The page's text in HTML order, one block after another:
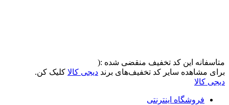
متاسفانه این کد تخفیف منقضی شده :(
برای مشاهده سایر کد تخفیف‌های برند دیجی کالا کلیک کن.
دیجی کالا
فروشگاه اینترنتی